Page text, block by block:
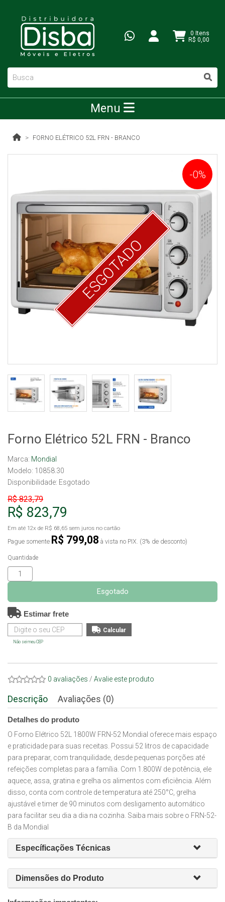
0 Itens
R$ 0,00
Menu
FORNO ELÉTRICO 52L FRN - BRANCO
ESGOTADO
-0%
Forno Elétrico 52L FRN - Branco
Marca: Mondial
Modelo: 10858.30
Disponibilidade: Esgotado
R$ 823,79
R$ 823,79
Em até 12x de R$ 68,65 sem juros no cartão
Pague somente R$ 799,08 à vista no PIX. (3% de desconto)
Quantidade
Esgotado
Estimar frete
Não sei meu CEP
0 avaliações / Avalie este produto
Descrição Avaliações (0)
Detalhes do produto
O Forno Elétrico 52L 1800W FRN-52 Mondial oferece mais espaço
e praticidade para suas receitas. Possui 52 litros de capacidade
para preparar, com tranquilidade, desde pequenas porções até
refeições completas para a família. Com 1.800W de potência, ele
aquece, assa, gratina e grelha os alimentos com eficiência. Além
disso, conta com controle de temperatura até 250°C, grelha
ajustável e timer de 90 minutos com desligamento automático
para facilitar seu dia a dia na cozinha. Saiba mais sobre o FRN-52-
B da Mondial
Específicações Técnicas
Dimensões do Produto